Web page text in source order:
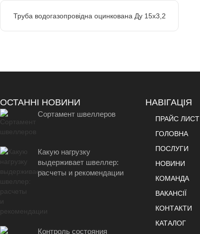
Труба водогазопровідна оцинкована Ду 15х3,2
ОСТАННІ НОВИНИ
Сортамент швеллеров
Какую нагрузку
выдерживает швеллер:
расчеты и рекомендации
Контроль состояния
НАВІГАЦІЯ
ПРАЙС ЛИСТ
ГОЛОВНА
ПОСЛУГИ
НОВИНИ
КОМАНДА
ВАКАНСІЇ
КОНТАКТИ
КАТАЛОГ